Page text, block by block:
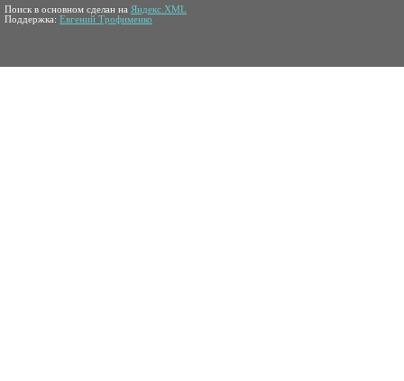
Поиск в основном сделан на Яндекс.XML
Поддержка: Евгений Трофименко